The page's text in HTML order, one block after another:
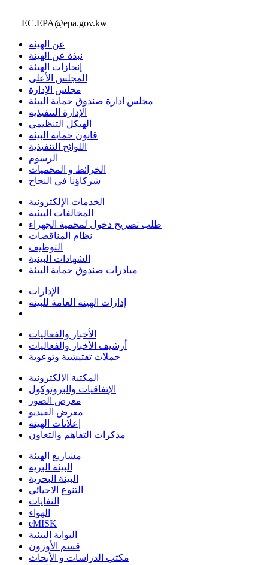
EC.EPA@epa.gov.kw
عن الهيئة
نبذة عن الهيئة
إنجازات الهيئة
المجلس الأعلى
مجلس الإدارة
مجلس ادارة صندوق حماية البيئة
الإدارة التنفيذية
الهيكل التنظيمي
قانون حماية البيئة
اللوائح التنفيذية
الرسوم
الخرائط و المحميات
شركاؤنا في النجاح
الخدمات الإلكترونية
المخالفات البيئية
طلب تصريح دخول لمحمية الجهراء
نظام المناقصات
التوظيف
الشهادات البيئية
مبادرات صندوق حماية البيئة
الإدارات
إدارات الهيئة العامة للبيئة
الأخبار والفعاليات
أرشيف الأخبار والفعاليات
حملات تفتيشية وتوعوية
المكتبة الالكترونية
الإتفاقيات والبروتوكول
معرض الصور
معرض الفيديو
إعلانات الهيئة
مذكرات التفاهم والتعاون
مشاريع الهيئة
البيئة البرية
البيئة البحرية
التنوع الاحيائي
النفايات
الهواء
eMISK
البوابة البيئية
قسم الأوزون
مكتب الدراسات و الأبحاث